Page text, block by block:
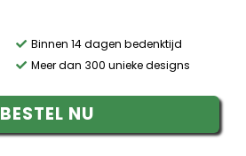
Binnen 14 dagen bedenktijd
Meer dan 300 unieke designs
BESTEL NU